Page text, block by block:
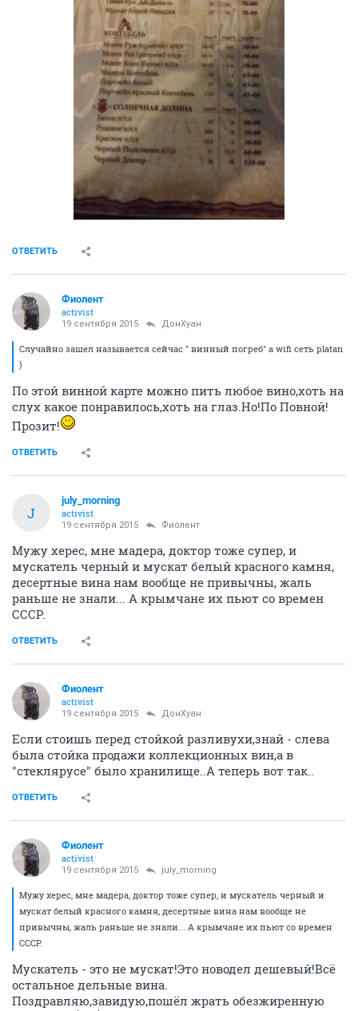
ОТВЕТИТЬ
Фиолент
activist
19 сентября 2015 ДонХуан
Случайно зашел называется сейчас " винный погреб" а wifi сеть platan
)
По этой винной карте можно пить любое вино,хоть на
слух какое понравилось,хоть на глаз.Но!По Повной!
Прозит!
ОТВЕТИТЬ
J
july_morning
activist
19 сентября 2015 Фиолент
Мужу херес, мне мадера, доктор тоже супер, и
мускатель черный и мускат белый красного камня,
десертные вина нам вообще не привычны, жаль
раньше не знали... А крымчане их пьют со времен
СССР.
ОТВЕТИТЬ
Фиолент
activist
19 сентября 2015 ДонХуан
Если стоишь перед стойкой разливухи,знай - слева
была стойка продажи коллекционных вин,а в
"стеклярусе" было хранилище..А теперь вот так..
ОТВЕТИТЬ
Фиолент
activist
19 сентября 2015 july_morning
Мужу херес, мне мадера, доктор тоже супер, и мускатель черный и
мускат белый красного камня, десертные вина нам вообще не
привычны, жаль раньше не знали... А крымчане их пьют со времен
СССР.
Мускатель - это не мускат!Это новодел дешевый!Всё
остальное дельные вина.
Поздравляю,завидую,пошёл жрать обезжиренную